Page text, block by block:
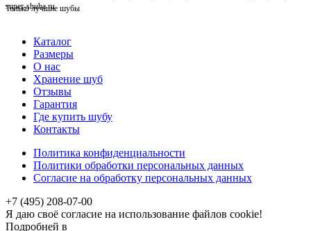
super-shuba.ru
Только лучшие шубы
Каталог
Размеры
О нас
Хранение шуб
Отзывы
Гарантия
Где купить шубу
Контакты
Политика конфиденциальности
Политики обработки персональных данных
Согласие на обработку персональных данных
+7 (495) 208-07-00
Я даю своё согласие на использование файлов cookie!
Подробней в